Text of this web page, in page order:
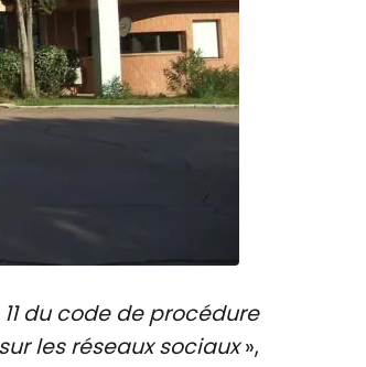
du code de procédure
les réseaux sociaux»,